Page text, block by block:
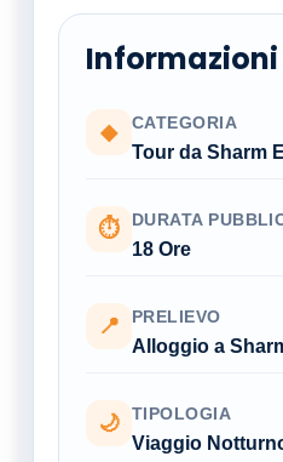
Informazioni
◆ CATEGORIA
Tour da Sharm
⏱ DURATA
18 Ore
📍 PRELIEVO
Alloggio a
🌙 TIPOLOGIA
Viaggio